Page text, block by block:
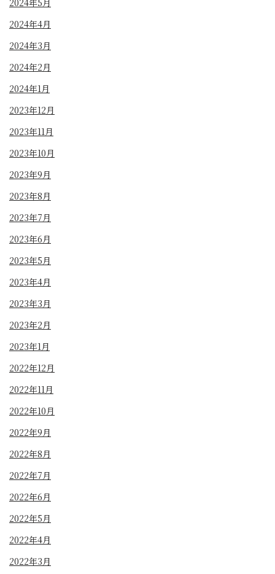
2024年4月
2024年3月
2024年2月
2024年1月
2023年12月
2023年11月
2023年10月
2023年9月
2023年8月
2023年7月
2023年6月
2023年5月
2023年4月
2023年3月
2023年2月
2023年1月
2022年12月
2022年11月
2022年10月
2022年9月
2022年8月
2022年7月
2022年6月
2022年5月
2022年4月
2022年3月